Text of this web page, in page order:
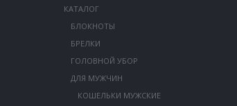
КАТАЛОГ
БЛОКНОТЫ
БРЕЛКИ
ГОЛОВНОЙ УБОР
ДЛЯ МУЖЧИН
КОШЕЛЬКИ МУЖСКИЕ